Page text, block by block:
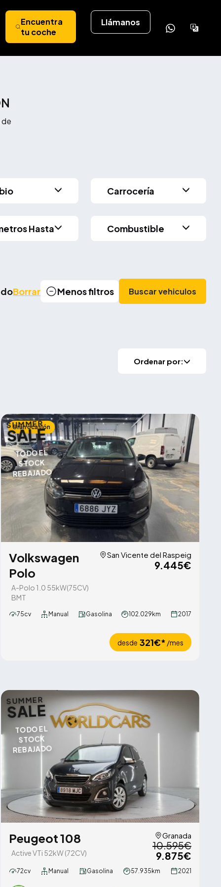
Encuentra
tu coche
Llámanos
de
Carrocería
Hasta Combustible
Borrar Menos filtros Buscar vehiculos
Ordenar por:
SUMMER
SALE
TODO EL
STOCK
REBAJADO
Gran ocasión
Volkswagen
Polo
A-Polo 1.0 55kW(75CV)
BMT
San Vicente del Raspeig
9.445€
75cv Manual Gasolina 102.029km 2017
desde 321€* /mes
SUMMER
SALE
TODO EL
STOCK
REBAJADO
Peugeot 108
Active VTi 52kW (72CV)
Granada
10.595€
9.875€
72cv Manual Gasolina 57.935km 2021